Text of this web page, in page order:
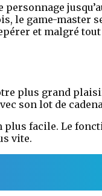
personnage
le game-master
et malgré
plus grand
son lot de
facile. Le
vite.